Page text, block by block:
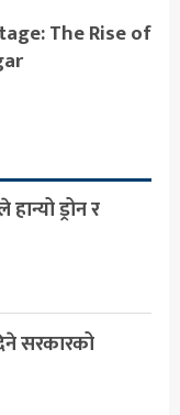
The Rise of
ड्रोन र
सरकारको